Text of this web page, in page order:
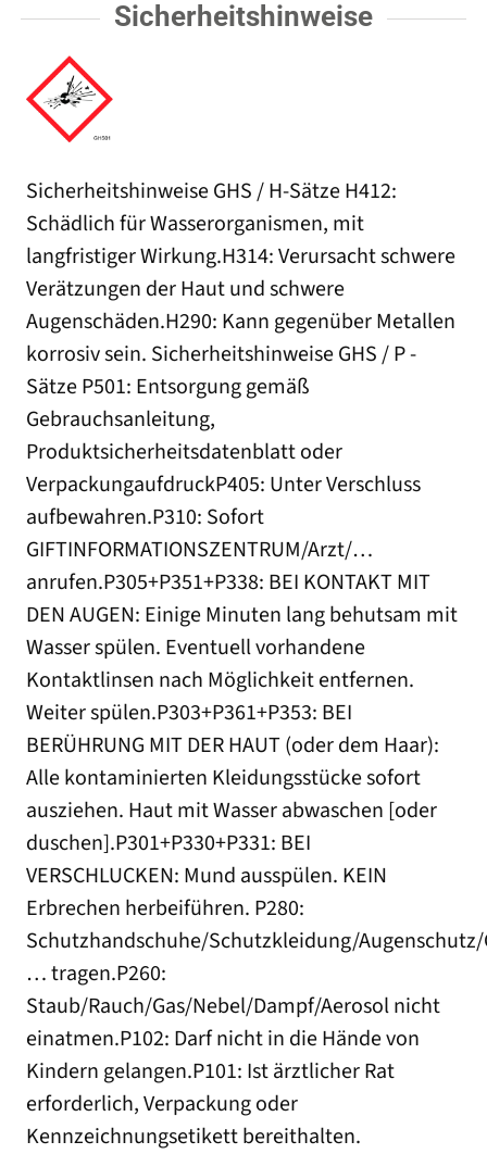
Sicherheitshinweise
Sicherheitshinweise GHS / H-Sätze H412:
Schädlich für Wasserorganismen, mit
langfristiger Wirkung.H314: Verursacht schwere
Verätzungen der Haut und schwere
Augenschäden.H290: Kann gegenüber Metallen
korrosiv sein. Sicherheitshinweise GHS / P -
Sätze P501: Entsorgung gemäß
Gebrauchsanleitung,
Produktsicherheitsdatenblatt oder
VerpackungaufdruckP405: Unter Verschluss
aufbewahren.P310: Sofort
GIFTINFORMATIONSZENTRUM/Arzt/…
anrufen.P305+P351+P338: BEI KONTAKT MIT
DEN AUGEN: Einige Minuten lang behutsam mit
Wasser spülen. Eventuell vorhandene
Kontaktlinsen nach Möglichkeit entfernen.
Weiter spülen.P303+P361+P353: BEI
BERÜHRUNG MIT DER HAUT (oder dem Haar):
Alle kontaminierten Kleidungsstücke sofort
ausziehen. Haut mit Wasser abwaschen [oder
duschen].P301+P330+P331: BEI
VERSCHLUCKEN: Mund ausspülen. KEIN
Erbrechen herbeiführen. P280:
Schutzhandschuhe/Schutzkleidung/
… tragen.P260:
Staub/Rauch/Gas/Nebel/Dampf/Aerosol nicht
einatmen.P102: Darf nicht in die Hände von
Kindern gelangen.P101: Ist ärztlicher Rat
erforderlich, Verpackung oder
Kennzeichnungsetikett bereithalten.